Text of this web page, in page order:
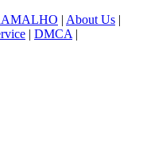
| About Us |
| DMCA |